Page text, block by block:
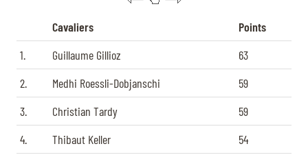
Cavaliers
Points
1.
Guillaume Gillioz
63
2.
Medhi Roessli-Dobjanschi
59
3.
Christian Tardy
59
4.
Thibaut Keller 54